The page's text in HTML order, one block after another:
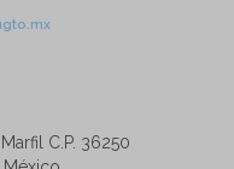
C.P. 36250